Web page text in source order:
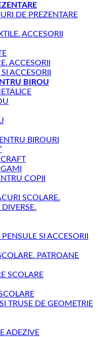
DE PREZENTARE
ACCESORII
ACCESORII
ACCESORII
BIROU
BIROURI
COPII
SCOLARE.
DIVERSE.
SI ACCESORII
PATROANE
SCOLARE
TRUSE DE GEOMETRIE
ADEZIVE